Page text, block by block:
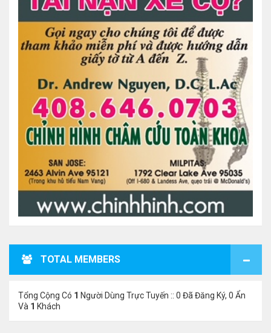
TOTAL MEMBERS
Tổng Cộng Có 1 Người Dùng Trực Tuyến :: 0 Đã Đăng Ký, 0 Ẩn
Và 1 Khách